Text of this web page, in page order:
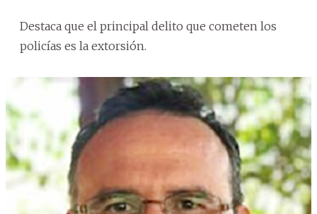
Destaca que el principal delito que cometen los
policías es la extorsión.